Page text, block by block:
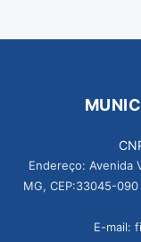
Endereço: Avenida
MG, CEP:33045-
E-mail: